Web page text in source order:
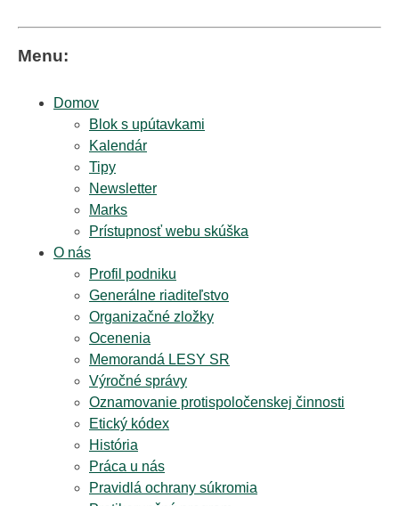
Menu:
Domov
Blok s upútavkami
Kalendár
Tipy
Newsletter
Marks
Prístupnosť webu skúška
O nás
Profil podniku
Generálne riaditeľstvo
Organizačné zložky
Ocenenia
Memorandá LESY SR
Výročné správy
Oznamovanie protispoločenskej činnosti
Etický kódex
História
Práca u nás
Pravidlá ochrany súkromia